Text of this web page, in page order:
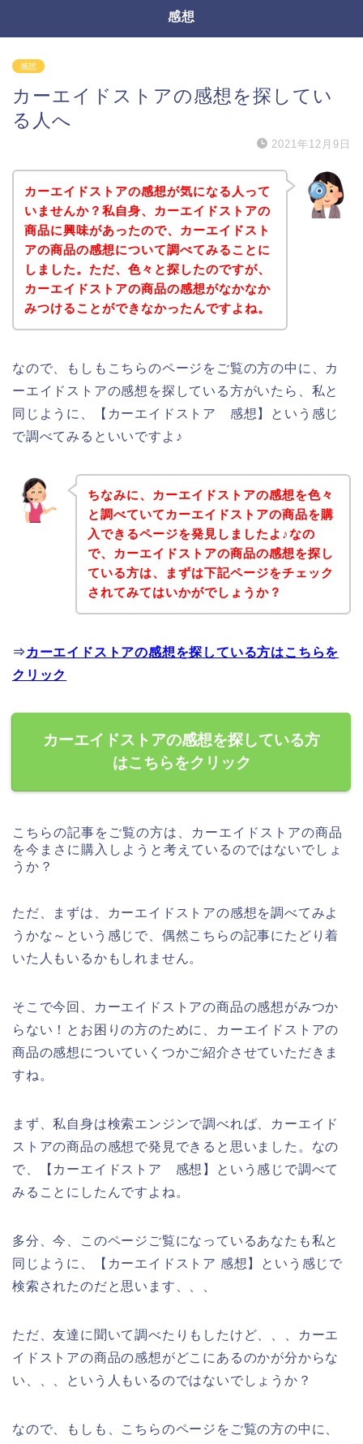
感想
感想
カーエイドストアの感想を探してい
る人へ
2021年12月9日
カーエイドストアの感想が気になる人って
いませんか？私自身、カーエイドストアの
商品に興味があったので、カーエイドスト
アの商品の感想について調べてみることに
しました。ただ、色々と探したのですが、
カーエイドストアの商品の感想がなかなか
みつけることができなかったんですよね。
なので、もしもこちらのページをご覧の方の中に、カ
ーエイドストアの感想を探している方がいたら、私と
同じように、【カーエイドストア 感想】という感じ
で調べてみるといいですよ♪
ちなみに、カーエイドストアの感想を色々
と調べていてカーエイドストアの商品を購
入できるページを発見しましたよ♪なの
で、カーエイドストアの商品の感想を探し
ている方は、まずは下記ページをチェック
されてみてはいかがでしょうか？
⇒ カーエイドストアの感想を探している方はこちらを
クリック
カーエイドストアの感想を探している方
はこちらをクリック
こちらの記事をご覧の方は、カーエイドストアの商品
を今まさに購入しようと考えているのではないでしょ
うか？
ただ、まずは、カーエイドストアの感想を調べてみよ
うかな～という感じで、偶然こちらの記事にたどり着
いた人もいるかもしれません。
そこで今回、カーエイドストアの商品の感想がみつか
らない！とお困りの方のために、カーエイドストアの
商品の感想についていくつかご紹介させていただきま
すね。
まず、私自身は検索エンジンで調べれば、カーエイド
ストアの商品の感想で発見できると思いました。なの
で、【カーエイドストア 感想】という感じで調べて
みることにしたんですよね。
多分、今、このページご覧になっているあなたも私と
同じように、【カーエイドストア 感想】という感じで
検索されたのだと思います、、、
ただ、友達に聞いて調べたりもしたけど、、、カーエ
イドストアの商品の感想がどこにあるのかが分からな
い、、、という人もいるのではないでしょうか？
なので、もしも、こちらのページをご覧の方の中に、